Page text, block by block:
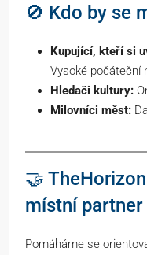
🚫 Kdo by se
Kupující, kteří si
Vysoké počáteční
Hledači kultury:
Milovníci měst:
🤝
místní partner
Pomáháme se